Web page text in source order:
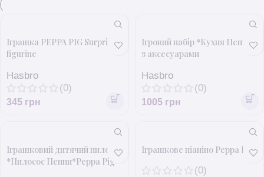
Іграшка PEPPA PIG Surprise
figurine
Hasbro
(0)
345 грн
Ігровий набір *Кухня Пеппи*
з аксесуарами
Hasbro
(0)
1005 грн
Іграшковий дитячий пилосос
*Пилосос Пеппи*Peppa Pig
Іграшкове піаніно Peppa Pic
(0)